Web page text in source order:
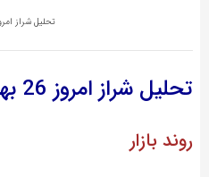
تحلیل شراز امروز 5
تحلیل شرازامروز 26 بهمن 1404
روند بازار